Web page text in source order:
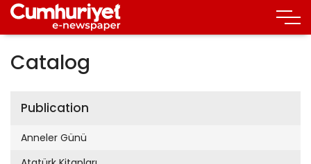
Catalog
Publication
Anneler Günü